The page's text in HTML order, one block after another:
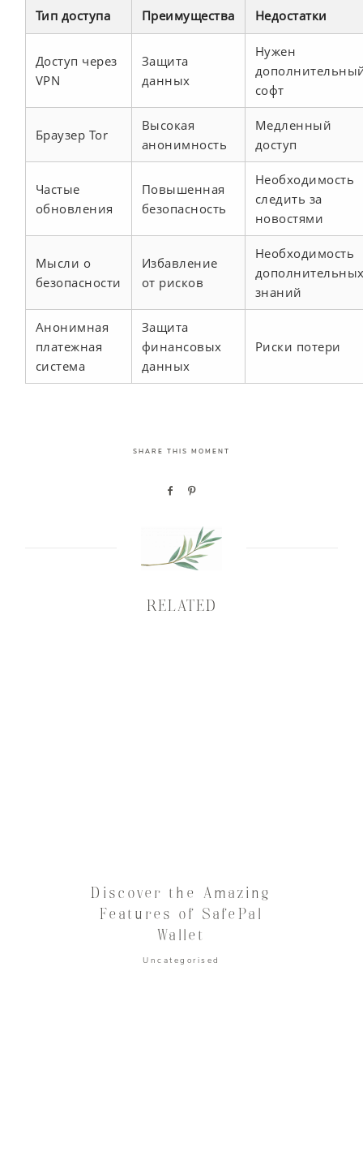
Тип доступа Преимущества Недостатки
Доступ через
VPN
Защита
данных
Нужен
софт
Браузер Tor
Высокая
анонимность
Медленный
доступ
Частые
обновления
Повышенная
безопасность
Необходимость
следить за
новостями
Мысли о
безопасности
Избавление
от рисков
Необходимость
знаний
Анонимная
платежная
система
Защита
финансовых
данных
Риски потери
SHARE THIS MOMENT
RELATED
Discover the Amazing
Features of SafePal
Wallet
Uncategorised